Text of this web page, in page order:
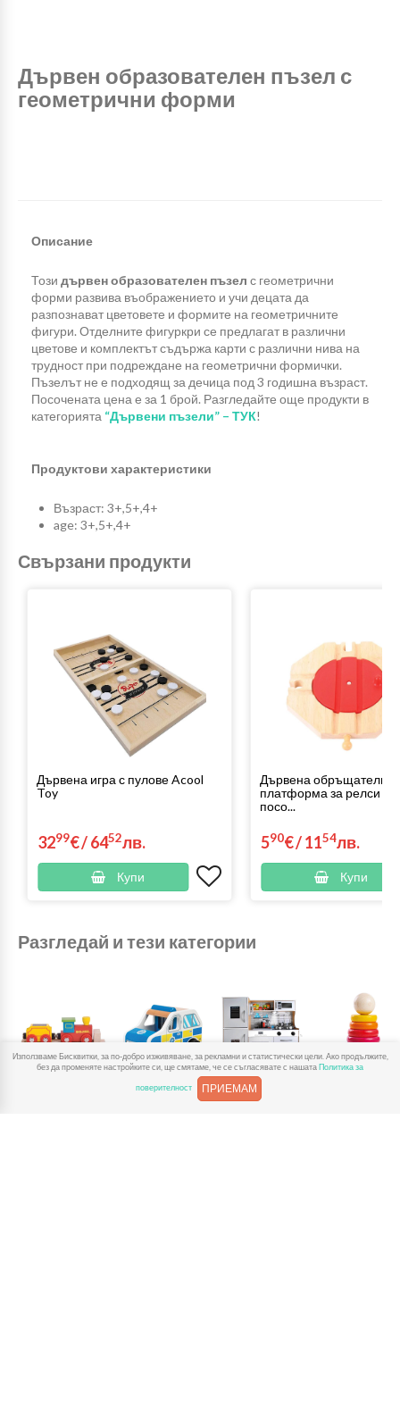
Дървен образователен пъзел с
геометрични форми
Описание
Този дървен образователен пъзел с геометрични
форми развива въображението и учи децата да
разпознават цветовете и формите на геометричните
фигури. Отделните фигуркри се предлагат в различни
цветове и комплектът съдържа карти с различни нива на
трудност при подреждане на геометрични формички.
Пъзелът не е подходящ за дечица под 3 годишна възраст.
Посочената цена е за 1 брой. Разгледайте още продукти в
категорията “Дървени пъзели” – ТУК!
Продуктови характеристики
Възраст: 3+,5+,4+
age: 3+,5+,4+
Свързани продукти
Дървена игра с пулове Acool
Toy
3299€/6452лв.
Купи
Дървена обръщателна
платформа за релси
посо...
590€/1154лв.
Купи
Разгледай и тези категории
Дървени
Дървени кухни
и аксесоари
Използваме Бисквитки, за по-добро изживяване, за рекламни и статистически цели. Ако продължите,
без да променяте настройките си, ще смятаме, че се съгласявате с нашатаПолитика за
поверителност ПРИЕМАМ